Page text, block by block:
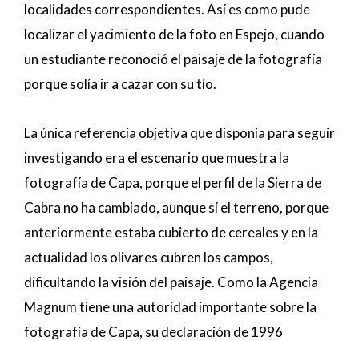
localidades correspondientes. Así es como pude
localizar el yacimiento de la foto en Espejo, cuando
un estudiante reconoció el paisaje de la fotografía
porque solía ir a cazar con su tío.
La única referencia objetiva que disponía para seguir
investigando era el escenario que muestra la
fotografía de Capa, porque el perfil de la Sierra de
Cabra no ha cambiado, aunque sí el terreno, porque
anteriormente estaba cubierto de cereales y en la
actualidad los olivares cubren los campos,
dificultando la visión del paisaje. Como la Agencia
Magnum tiene una autoridad importante sobre la
fotografía de Capa, su declaración de 1996